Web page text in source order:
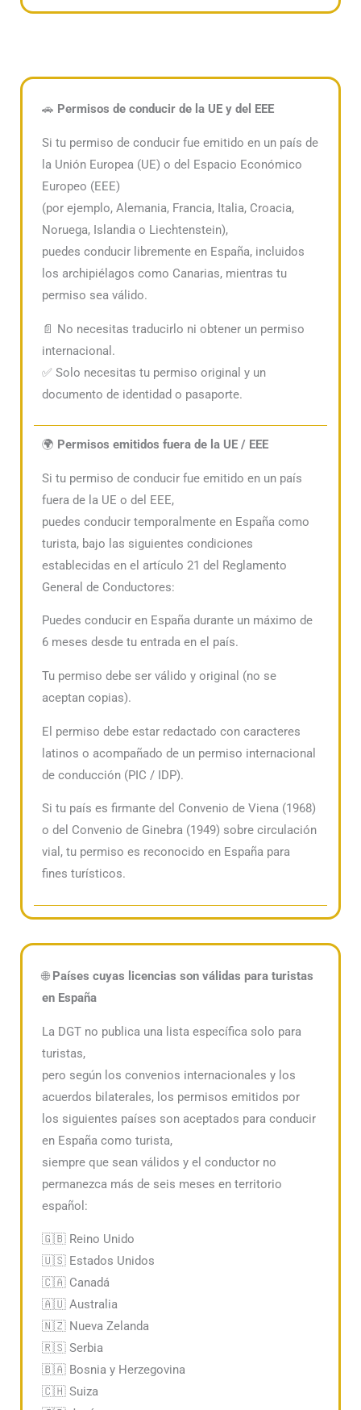
🚗 Permisos de conducir de la UE y del EEE
Si tu permiso de conducir fue emitido en un país de
la Unión Europea (UE) o del Espacio Económico
Europeo (EEE)
(por ejemplo, Alemania, Francia, Italia, Croacia,
Noruega, Islandia o Liechtenstein),
puedes conducir libremente en España, incluidos
los archipiélagos como Canarias, mientras tu
permiso sea válido.
📄 No necesitas traducirlo ni obtener un permiso
internacional.
✅ Solo necesitas tu permiso original y un
documento de identidad o pasaporte.
🌍 Permisos emitidos fuera de la UE / EEE
Si tu permiso de conducir fue emitido en un país
fuera de la UE o del EEE,
puedes conducir temporalmente en España como
turista, bajo las siguientes condiciones
establecidas en el artículo 21 del Reglamento
General de Conductores:
Puedes conducir en España durante un máximo de
6 meses desde tu entrada en el país.
Tu permiso debe ser válido y original (no se
aceptan copias).
El permiso debe estar redactado con caracteres
latinos o acompañado de un permiso internacional
de conducción (PIC / IDP).
Si tu país es firmante del Convenio de Viena (1968)
o del Convenio de Ginebra (1949) sobre circulación
vial, tu permiso es reconocido en España para
fines turísticos.
🌐 Países cuyas licencias son válidas para turistas
en España
La DGT no publica una lista específica solo para
turistas,
pero según los convenios internacionales y los
acuerdos bilaterales, los permisos emitidos por
los siguientes países son aceptados para conducir
en España como turista,
siempre que sean válidos y el conductor no
permanezca más de seis meses en territorio
español:
🇬🇧 Reino Unido
🇺🇸 Estados Unidos
🇨🇦 Canadá
🇦🇺 Australia
🇳🇿 Nueva Zelanda
🇷🇸 Serbia
🇧🇦 Bosnia y Herzegovina
🇨🇭 Suiza